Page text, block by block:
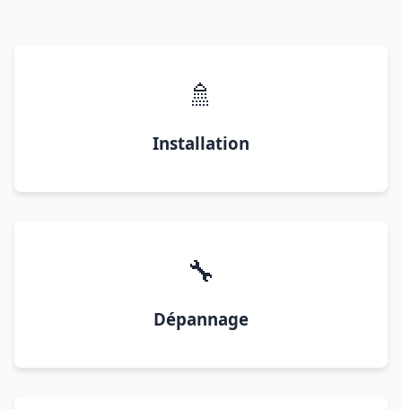
🚿
Installation
🔧
Dépannage